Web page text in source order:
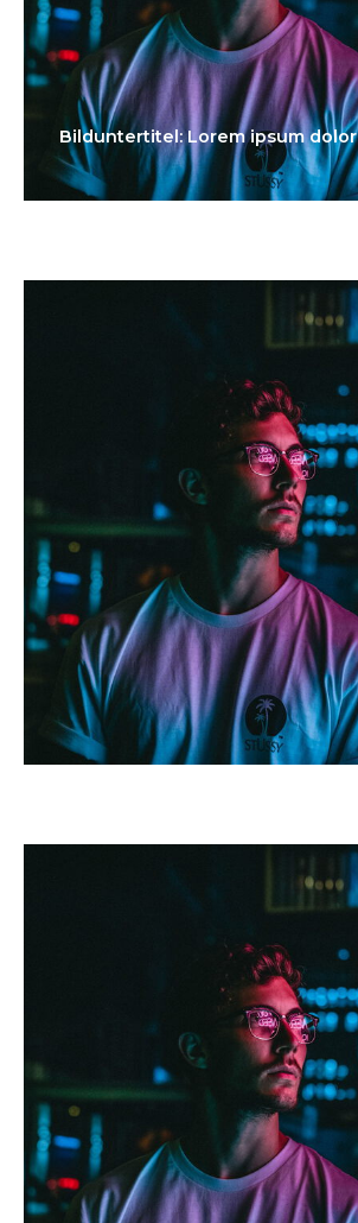
Bilduntertitel: Lorem ipsum dolor